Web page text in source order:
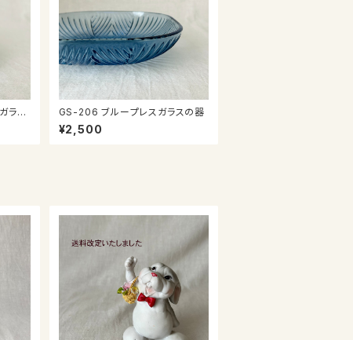
GS-206 ブループレスガラスの器
¥2,500